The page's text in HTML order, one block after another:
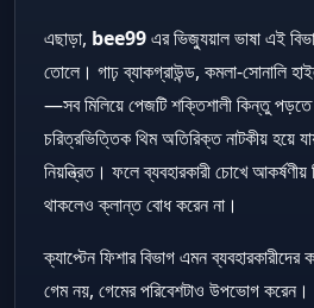
এছাড়া, bee99এর ভিজ্যুয়াল ভাষা এই
তোলে। গাঢ় ব্যাকগ্রাউন্ড, কমলা-সোনালি
—সব মিলিয়ে পেজটি শক্তিশালী কিন্তু
চরিত্রভিত্তিক থিম অতিরিক্ত নাটকীয় হয়ে
নিয়ন্ত্রিত। ফলে ব্যবহারকারী চোখে
থাকলেও ক্লান্ত বোধ করেন না।
ক্যাপ্টেন ফিশার বিভাগ এমন ব্যবহারকারীদের
গেম নয়, গেমের পরিবেশটাও উপভোগ করেন।